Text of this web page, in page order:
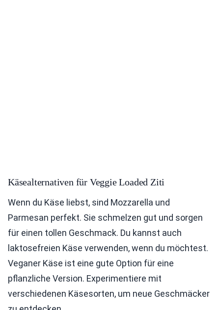
Käsealternativen für Veggie Loaded Ziti
Wenn du Käse liebst, sind Mozzarella und
Parmesan perfekt. Sie schmelzen gut und sorgen
für einen tollen Geschmack. Du kannst auch
laktosefreien Käse verwenden, wenn du möchtest.
Veganer Käse ist eine gute Option für eine
pflanzliche Version. Experimentiere mit
verschiedenen Käsesorten, um neue Geschmäcker